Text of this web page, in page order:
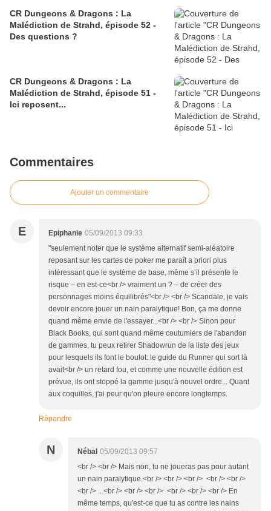
CR Dungeons & Dragons : La
Malédiction de Strahd, épisode 52 -
Des questions ?
CR Dungeons & Dragons : La
Malédiction de Strahd, épisode 51 -
Ici reposent...
Commentaires
Ajouter un commentaire
E Epiphanie 05/09/2013 09:33
"seulement noter que le système alternatif semi-aléatoire
reposant sur les cartes de poker me paraît a priori plus
intéressant que le système de base, même s’il présente le
risque – en est-ce<br /> vraiment un ? – de créer des
personnages moins équilibrés"<br /> <br /> Scandale, je vais
devoir encore jouer un nain paralytique! Bon, ça me donne
quand même envie de l'essayer...<br /> <br /> Sinon pour
Black Books, qui sont quand même coutumiers de l'abandon
de gammes, tu peux retirer Shadowrun de la liste des jeux
pour lesquels ils font le boulot: le guide du Runner qui sort là
avait<br /> un retard fou, et comme une nouvelle édition est
prévue, ils ont stoppé la gamme jusqu'à nouvel ordre... Quant
aux coquilles, j'ai peur qu'on pleure encore longtemps.
Répondre
N Nébal 05/09/2013 09:57
<br /> <br /> Mais non, tu ne joueras pas pour autant
un nain paralytique.<br /> <br /> <br /> <br /> <br />
<br /> ...<br /> <br /> <br /> <br /> <br /> <br /> En
même temps, qu'est-ce que tu as contre les nains